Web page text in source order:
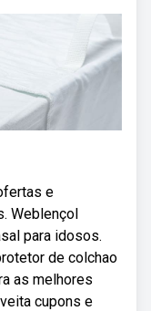
e
Weblençol
para idosos.
de colchao
as melhores
cupons e